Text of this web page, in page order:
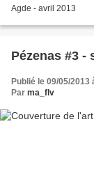
Agde - avril 2013
Pézenas #3 -
Publié le 09/05/2013
Par ma_flv